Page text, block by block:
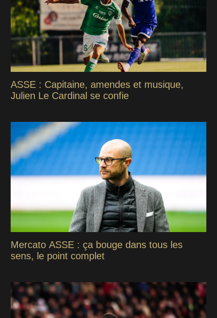
ASSE : Capitaine, amendes et musique,
Julien Le Cardinal se confie
Mercato ASSE : ça bouge dans tous les
sens, le point complet